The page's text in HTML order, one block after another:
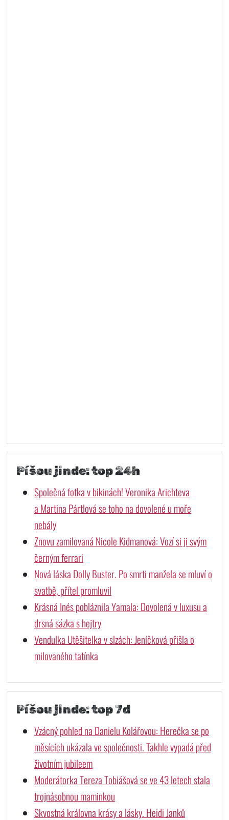
Píšou jinde: top 24h
Společná fotka v bikinách! Veronika Arichteva
a Martina Pártlová se toho na dovolené u moře
nebály
Znovu zamilovaná Nicole Kidmanová: Vozí si ji svým
černým ferrari
Nová láska Dolly Buster. Po smrti manžela se mluví o
svatbě, přítel promluvil
Krásná Inés pobláznila Yamala: Dovolená v luxusu a
drsná sázka s hejtry
Vendulka Utěšitelka v slzách: Jeníčková přišla o
milovaného tatínka
Píšou jinde: top 7d
Vzácný pohled na Danielu Kolářovou: Herečka se po
měsících ukázala ve společnosti. Takhle vypadá před
životním jubileem
Moderátorka Tereza Tobiášová se ve 43 letech stala
trojnásobnou maminkou
Skvostná královna krásy a lásky. Heidi Janků